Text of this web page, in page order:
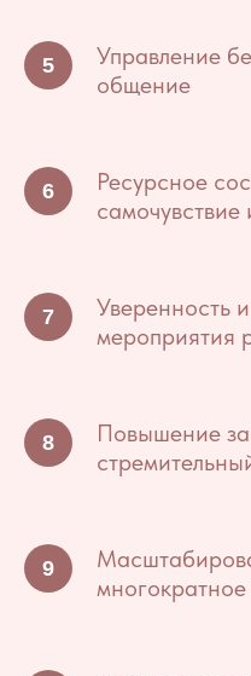
Управление
общение
Ресурсное
самочувствие
Уверенность
мероприятия
Повышение